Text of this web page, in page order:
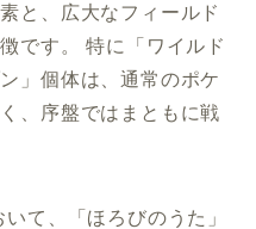
と、広大なフィールド
です。 特に「ワイルド
」個体は、通常のポケ
、序盤ではまともに戦
て、「ほろびのうた」